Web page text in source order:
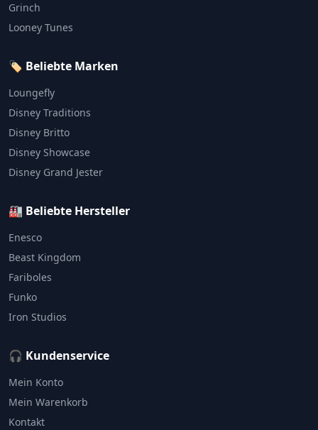
Grinch
Looney Tunes
🏷️ Beliebte Marken
Loungefly
Disney Traditions
Disney Britto
Disney Showcase
Disney Grand Jester
🏭 Beliebte Hersteller
Enesco
Beast Kingdom
Fariboles
Funko
Iron Studios
🎧 Kundenservice
Mein Konto
Mein Warenkorb
Kontakt